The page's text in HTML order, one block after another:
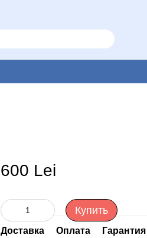
600 Lei
Купить
Доставка Оплата
Гарантия